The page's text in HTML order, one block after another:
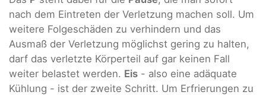
nach dem Eintreten der Verletzung machen soll. Um
weitere Folgeschäden zu verhindern und das
Ausmaß der Verletzung möglichst gering zu halten,
darf das verletzte Körperteil auf gar keinen Fall
weiter belastet werden. Eis - also eine adäquate
Kühlung - ist der zweite Schritt. Um Erfrierungen zu